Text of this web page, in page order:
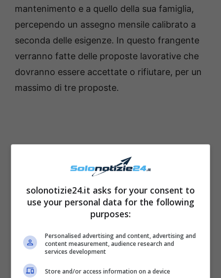
mantenimento e a quello della sua famiglia,
percependo un assegno mensile calibrato a
seconda delle esigenze. In questo frangente
verranno fatte delle proposte lavorative che
dovranno essere accettate o rifiutare, per un
massimo di tre proposte.
L’accettazione, dunque, rappresenta un
criterio che determina la perdita del sussidio
solonotizie24.it asks for your consent to
use your personal data for the following
purposes:
Personalised advertising and content, advertising and
content measurement, audience research and
services development
Store and/or access information on a device